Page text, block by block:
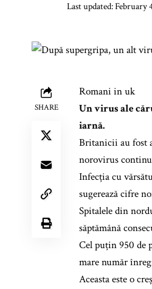
Last updated: February
SHARE
Romani in uk
Un virus ale
iarnă.
Britanicii au fost
norovirus
Infecțiacu
sugerează cifre
Spitalele din
săptămână
Cel puțin 950 de
mare număr
Aceasta este o